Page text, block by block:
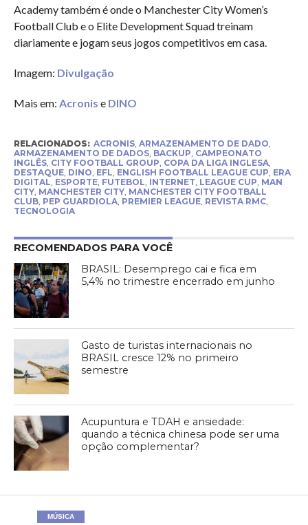
Academy também é onde o Manchester City Women’s
Football Club e o Elite Development Squad treinam
diariamente e jogam seus jogos competitivos em casa.
Imagem: Divulgação
Mais em: Acronis e DINO
RELACIONADOS: ACRONIS, ARMAZENAMENTO DE DADO
ARMAZENAMENTO DE DADOS, BACKUP CAMPEONATO
INGLÊS, CITY FOOTBALL GROUP COPA DA LIGA INGLESA,
DESTAQUE, DINO EFL ENGLISH FOOTBALL LEAGUE CUP ERA
DIGITAL ESPORTE, FUTEBOL INTERNET LEAGUE CUP MAN
CITY, MANCHESTER CITY, MANCHESTER CITY FOOTBALL
CLUB, PEP GUARDIOLA, PREMIER LEAGUE, REVISTA RMC,
TECNOLOGIA
RECOMENDADOS PARA VOCÊ
BRASIL: Desemprego cai e fica em
5,4% no trimestre encerrado em junho
Gasto de turistas internacionais no
BRASIL cresce 12% no primeiro
semestre
Acupuntura e TDAH e ansiedade:
quando a técnica chinesa pode ser uma
opção complementar?
MÚSICA